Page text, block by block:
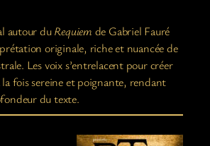
autour duRequiem de Gabriel Fauré
originale, riche et nuancée de
Les voix s’entrelacent pour créer
fois sereine et poignante, rendant
du texte.